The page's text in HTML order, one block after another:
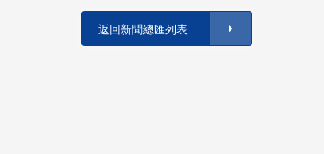
返回新聞總匯列表